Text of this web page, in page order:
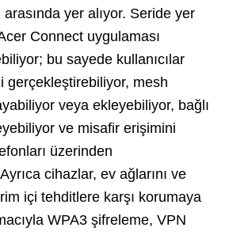
yer alıyor. Seride yer
Connect uygulaması
bu sayede kullanıcılar
gerçekleştirebiliyor, mesh
veya ekleyebiliyor, bağlı
ve misafir erişimini
üzerinden
cihazlar, ev ağlarını ve
içi tehditlere karşı korumaya
WPA3 şifreleme, VPN